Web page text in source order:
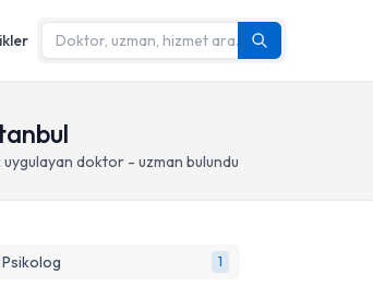
uygulayan doktor - uzman bulundu
1